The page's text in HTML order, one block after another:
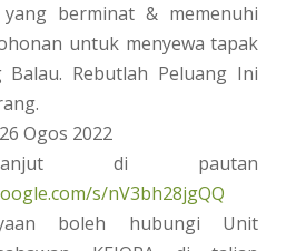
yang berminat & memenuhi
untuk menyewa tapak
Rebutlah Peluang Ini
Ogos 2022
di pautan
s/nV3bh28jgQQ
boleh hubungi Unit